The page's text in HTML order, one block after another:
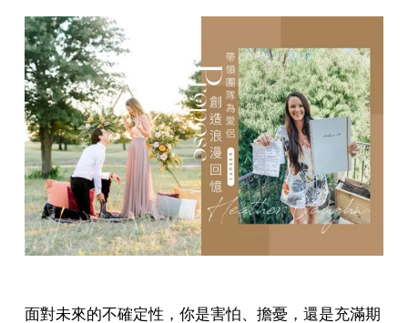
面對未來的不確定性，你是害怕、擔憂，還是充滿期